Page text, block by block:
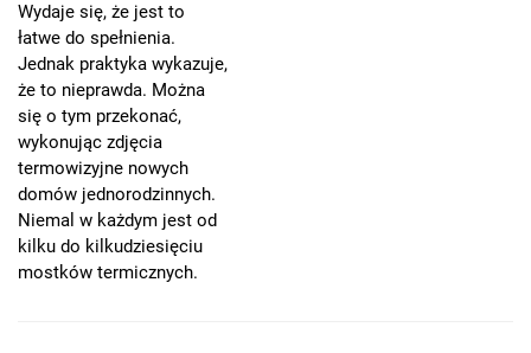
Wydaje się, że jest to
łatwe do spełnienia.
Jednak praktyka wykazuje,
że to nieprawda. Można
się o tym przekonać,
wykonując zdjęcia
termowizyjne nowych
domów jednorodzinnych.
Niemal w każdym jest od
kilku do kilkudziesięciu
mostków termicznych.